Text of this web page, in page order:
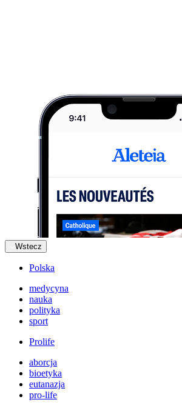
Wstecz
Polska
medycyna
nauka
polityka
sport
Prolife
aborcja
bioetyka
eutanazja
pro-life